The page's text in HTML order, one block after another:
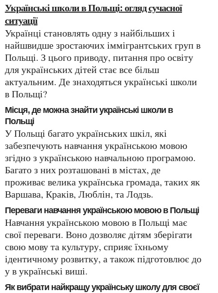
Українські школи в Польщі: огляд сучасної
ситуації
Українці становлять одну з найбільших і
найшвидше зростаючих іммігрантських груп в
Польщі. З цього приводу, питання про освіту
для українських дітей стає все більш
актуальним. Де знаходяться українські школи
в Польщі?
Місця, де можна знайти українські школи в
Польщі
У Польщі багато українських шкіл, які
забезпечують навчання українською мовою
згідно з українською навчальною програмою.
Багато з них розташовані в містах, де
проживає велика українська громада, таких як
Варшава, Краків, Люблін, та Лодзь.
Переваги навчання українською мовою в Польщі
Навчання українською мовою в Польщі має
свої переваги. Воно дозволяє дітям зберігати
свою мову та культуру, сприяє їхньому
ідентичному розвитку, а також підготовлює до
у в українські виші.
Як вибрати найкращу українську школу для своєї